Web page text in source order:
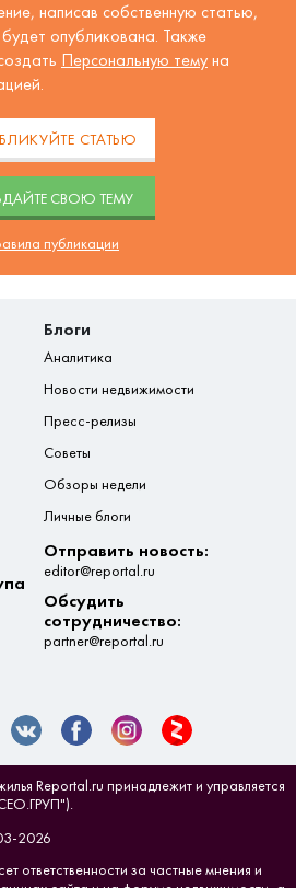
написав собственную статью,
опубликована. Также
Персональную тему на
СТАТЬЮ
СВОЮ ТЕМУ
публикации
Блоги
Аналитика
Новости недвижимости
Пресс-релизы
Советы
Обзоры недели
Личные блоги
Отправить новость:
editor@reportal.ru
Обсудить
сотрудничество:
partner@reportal.ru
Reportal.ru принадлежит и управляется
2026
ответственности за частные мнения и